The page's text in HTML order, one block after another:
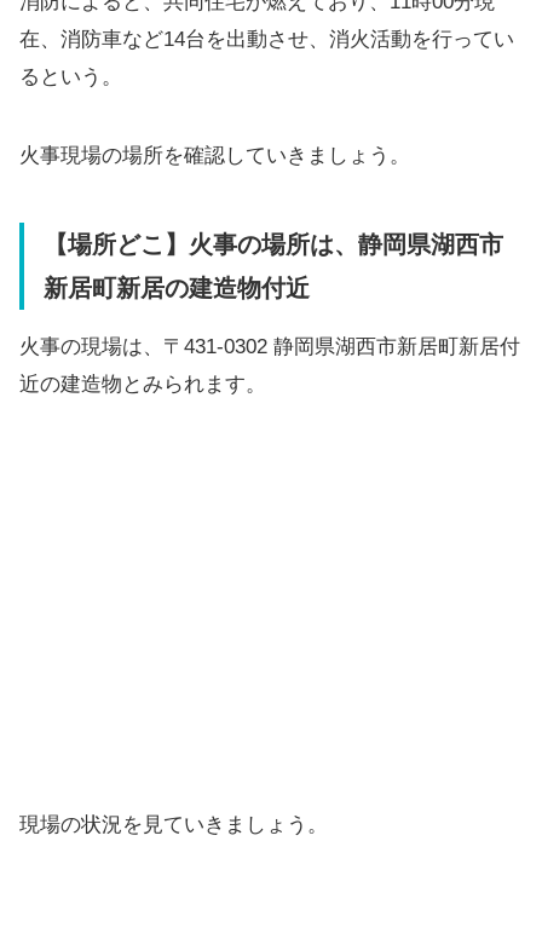
在、消防車など14台を出動させ、消火活動を行ってい
るという。
火事現場の場所を確認していきましょう。
【場所どこ】火事の場所は、静岡県湖西市
新居町新居の建造物付近
火事の現場は、〒431-0302 静岡県湖西市新居町新居付
近の建造物とみられます。
現場の状況を見ていきましょう。